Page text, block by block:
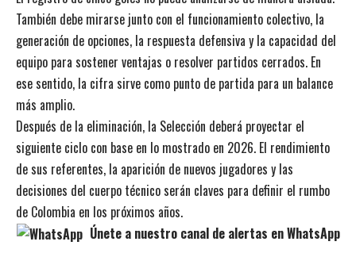
También debe mirarse junto con el funcionamiento colectivo, la
generación de opciones, la respuesta defensiva y la capacidad del
equipo para sostener ventajas o resolver partidos cerrados. En
ese sentido, la cifra sirve como punto de partida para un balance
más amplio.
Después de la eliminación, la Selección deberá proyectar el
siguiente ciclo con base en lo mostrado en 2026. El rendimiento
de sus referentes, la aparición de nuevos jugadores y las
decisiones del cuerpo técnico serán claves para definir el rumbo
de Colombia en los próximos años.
Únete a nuestro canal de alertas en WhatsApp